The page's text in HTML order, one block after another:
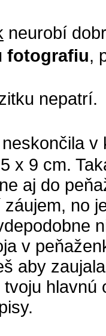
neurobí
fotografiu,
nepatrí.
v
x 9 cm.
aj do
no
v
aby
hlavnú